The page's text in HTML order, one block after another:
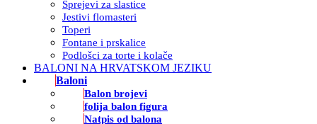
Sprejevi za slastice
Jestivi flomasteri
Toperi
Fontane i prskalice
Podlošci za torte i kolače
BALONI NA HRVATSKOM JEZIKU
Baloni
Balon brojevi
folija balon figura
Natpis od balona